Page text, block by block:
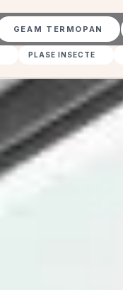
GEAM TERMOPAN
PLASE INSECTE